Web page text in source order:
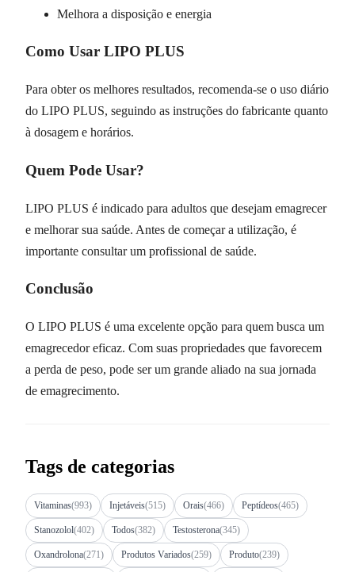
Melhora a disposição e energia
Como Usar LIPO PLUS
Para obter os melhores resultados, recomenda-se o uso diário
do LIPO PLUS, seguindo as instruções do fabricante quanto
à dosagem e horários.
Quem Pode Usar?
LIPO PLUS é indicado para adultos que desejam emagrecer
e melhorar sua saúde. Antes de começar a utilização, é
importante consultar um profissional de saúde.
Conclusão
O LIPO PLUS é uma excelente opção para quem busca um
emagrecedor eficaz. Com suas propriedades que favorecem
a perda de peso, pode ser um grande aliado na sua jornada
de emagrecimento.
Tags de categorias
Vitaminas(993) Injetáveis(515) Orais(466) Peptídeos(465)
Stanozolol(402) Todos(382) Testosterona(345)
Oxandrolona(271) Produtos Variados(259) Produto(239)